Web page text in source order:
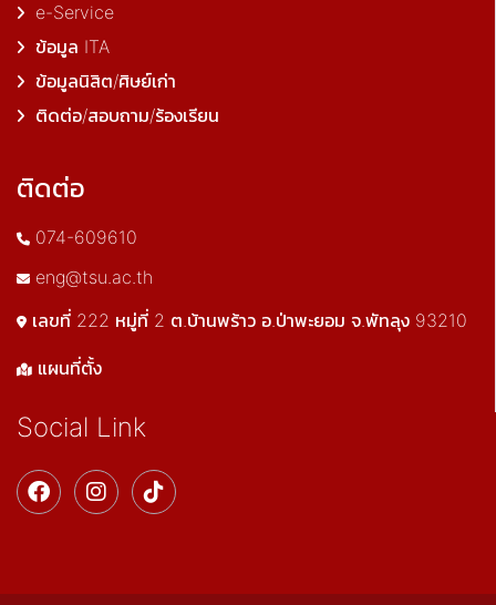
e-Service
ข้อมูล ITA
ข้อมูลนิสิต/ศิษย์เก่า
ติดต่อ/สอบถาม/ร้องเรียน
ติดต่อ
074-609610
eng@tsu.ac.th
เลขที่ 222 หมู่ที่ 2 ต.บ้านพร้าว อ.ป่าพะยอม จ.พัทลุง 93210
แผนที่ตั้ง
Social Link